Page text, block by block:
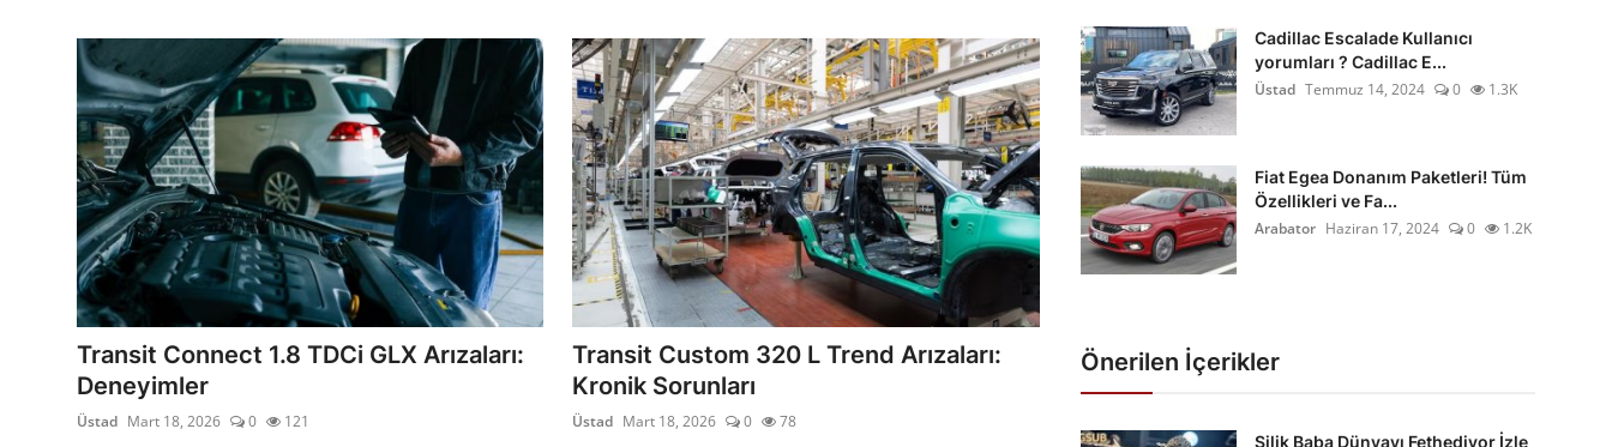
Transit Connect 1.8 TDCi GLX Arızaları:
Deneyimler
Üstad Mart 18, 2026 0 121
Transit Custom 320 L Trend Arızaları:
Kronik Sorunları
Üstad Mart 18, 2026 0 78
Cadillac Escalade Kullanıcı
yorumları ? Cadillac E...
Üstad Temmuz 14, 2024 0 1.3K
Fiat Egea Donanım Paketleri! Tüm
Özellikleri ve Fa...
Arabator Haziran 17, 2024 0 1.2K
Önerilen İçerikler
Silik Baba Dünyayı Fethediyor İzle